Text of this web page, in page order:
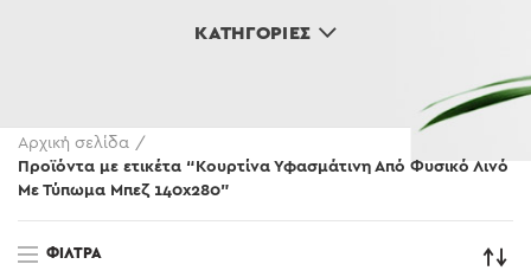
ΚΑΤΗΓΟΡΊΕΣ
Αρχική σελίδα
Προϊόντα με ετικέτα “Κουρτίνα Υφασμάτινη Από Φυσικό Λινό
Με Τύπωμα Μπεζ 140x280”
ΦΊΛΤΡΑ